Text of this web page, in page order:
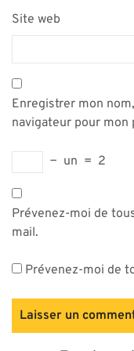
Site web
Enregistrer mon
navigateur pour mon
− un = 2
Prévenez-moi de
mail.
Prévenez-moi de